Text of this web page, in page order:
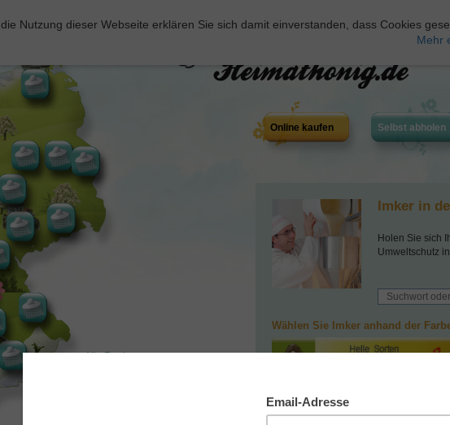
Alle Regionen
Nutzung dieser Webseite erklären Sie sich damit einverstanden, dass Cookies
Mehr
Online kaufen Selbst abholen
Imker in
Holen Sie sich
Umweltschutz
Wählen Sie Imker anhand der